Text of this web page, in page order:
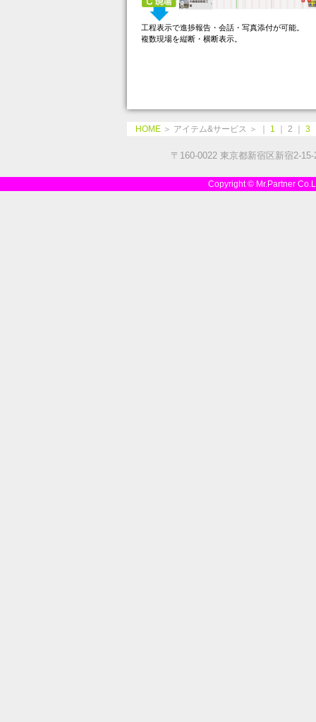
工程表示で進捗報告・会話・写真添付が可能。
複数現場を縦断・横断表示。
HOME ＞ アイテム&サービス ＞ ｜ 1 ｜ 2 ｜ 3
〒160-0022 東京都新宿区新宿2-
Copyright © Mr.Partner